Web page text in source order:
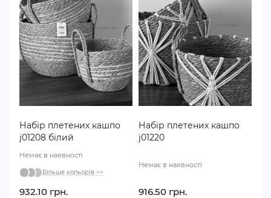
Набір плетених кашпо
j01208 білий
Немає в наявності
Більше кольорів >>
932.10 грн.
Набір плетених кашпо
j01220
Немає в наявності
916.50 грн.